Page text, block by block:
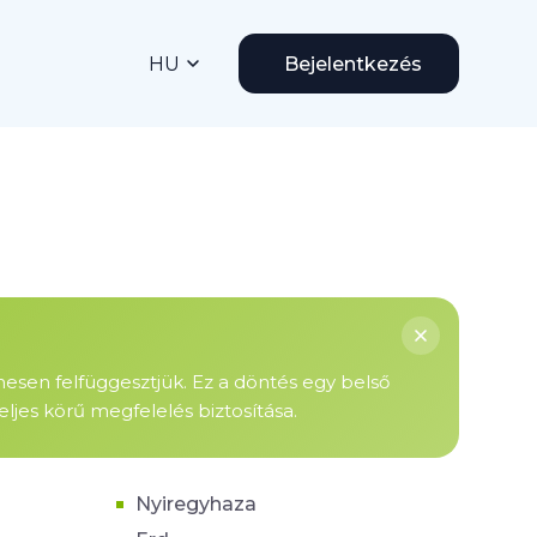
HU Bejelentkezés
felfüggesztjük. Ez a döntés egy belső
körű megfelelés biztosítása.
Nyiregyhaza